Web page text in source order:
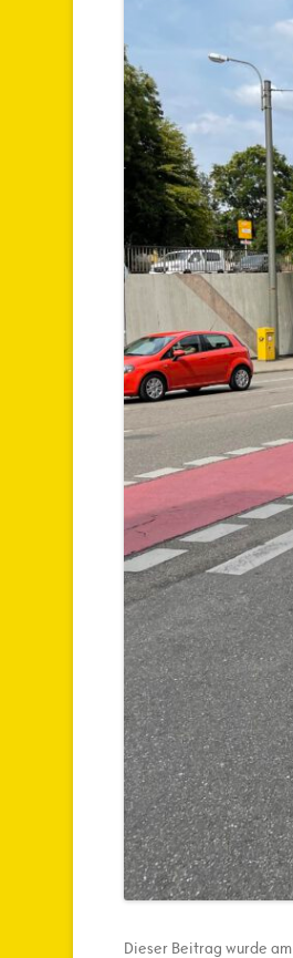
Dieser Beitrag wurde am